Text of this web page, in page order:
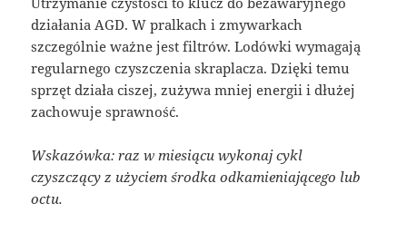
działania AGD. W pralkach i zmywarkach
szczególnie ważne jest filtrów. Lodówki wymagają
regularnego czyszczenia skraplacza. Dzięki temu
sprzęt działa ciszej, zużywa mniej energii i dłużej
zachowuje sprawność.
Wskazówka: raz w miesiącu wykonaj cykl
czyszczący z użyciem środka odkamieniającego lub
octu.